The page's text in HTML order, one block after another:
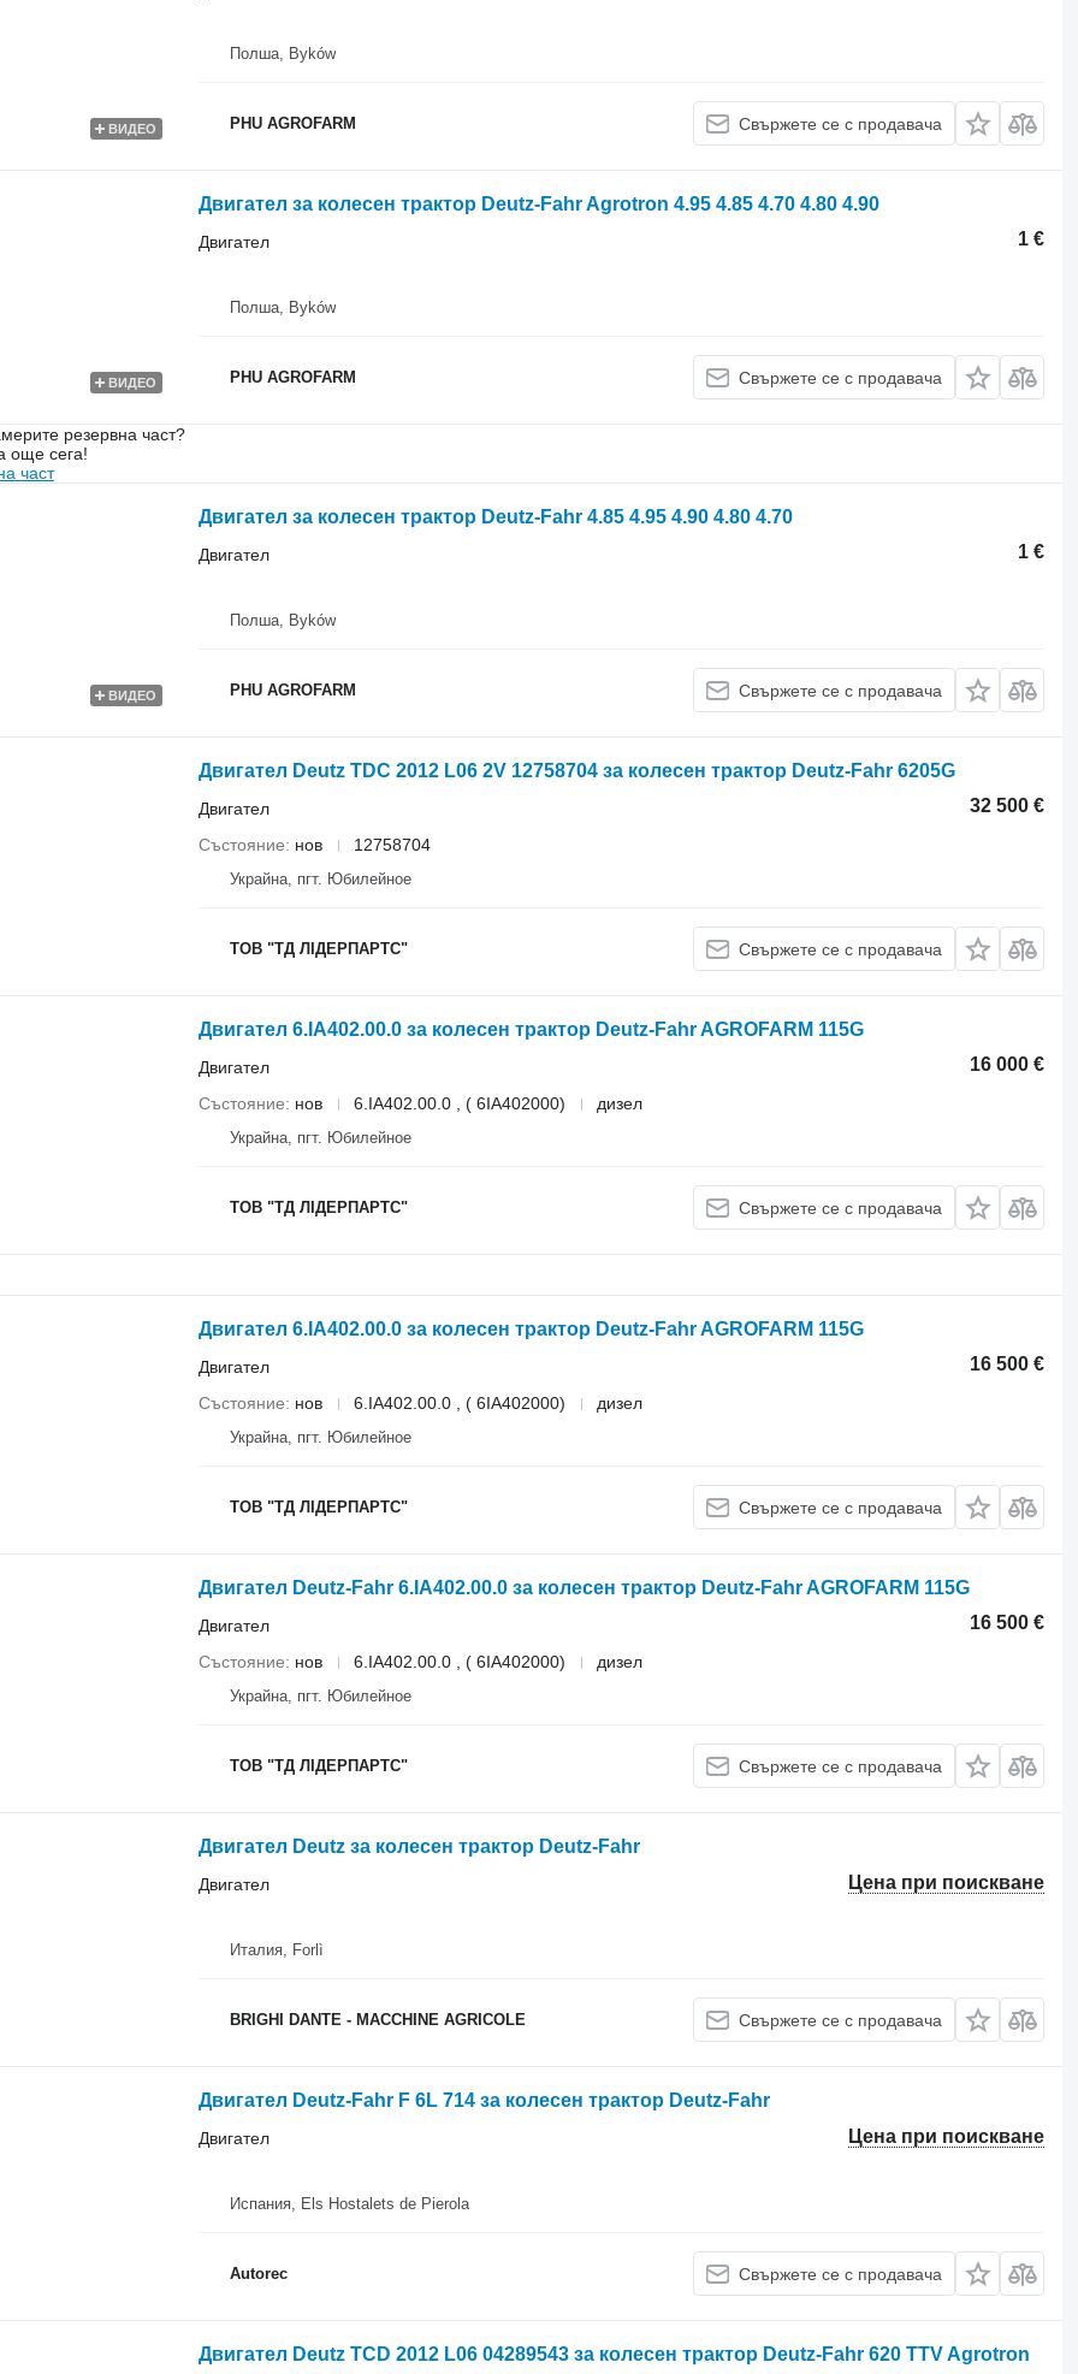
ВИДЕО
Полша, Byków
PHU AGROFARM Свържете се с продавача
ВИДЕО
Двигател за колесен трактор Deutz-Fahr Agrotron 4.95 4.85 4.70 4.80 4.90
1 €
Двигател
Полша, Byków
PHU AGROFARM Свържете се с продавача
резервна част?
още сега!
част
ВИДЕО
Двигател за колесен трактор Deutz-Fahr 4.85 4.95 4.90 4.80 4.70
1 €
Двигател
Полша, Byków
PHU AGROFARM Свържете се с продавача
Двигател Deutz TDC 2012 L06 2V 12758704 за колесен трактор Deutz-Fahr 6205G
32 500 €
Двигател
Състояние
нов 12758704
Украйна, пгт. Юбилейное
ТОВ "ТД ЛІДЕРПАРТС" Свържете се с продавача
Двигател 6.IA402.00.0 за колесен трактор Deutz-Fahr AGROFARM 115G
16 000 €
Двигател
Състояние
нов 6.IA402.00.0 , ( 6IA402000) дизел
Украйна, пгт. Юбилейное
ТОВ "ТД ЛІДЕРПАРТС" Свържете се с продавача
Двигател 6.IA402.00.0 за колесен трактор Deutz-Fahr AGROFARM 115G
16 500 €
Двигател
Състояние
нов 6.IA402.00.0 , ( 6IA402000) дизел
Украйна, пгт. Юбилейное
ТОВ "ТД ЛІДЕРПАРТС" Свържете се с продавача
Двигател Deutz-Fahr 6.IA402.00.0 за колесен трактор Deutz-Fahr AGROFARM 115G
16 500 €
Двигател
Състояние
нов 6.IA402.00.0 , ( 6IA402000) дизел
Украйна, пгт. Юбилейное
ТОВ "ТД ЛІДЕРПАРТС" Свържете се с продавача
Двигател Deutz за колесен трактор Deutz-Fahr
Цена при поискване
Двигател
Италия, Forlì
BRIGHI DANTE - MACCHINE AGRICOLE Свържете се с продавача
Двигател Deutz-Fahr F 6L 714 за колесен трактор Deutz-Fahr
Цена при поискване
Двигател
Испания, Els Hostalets de Pierola
Autorec Свържете се с продавача
Двигател Deutz TCD 2012 L06 04289543 за колесен трактор Deutz-Fahr 620 TTV Agrotron